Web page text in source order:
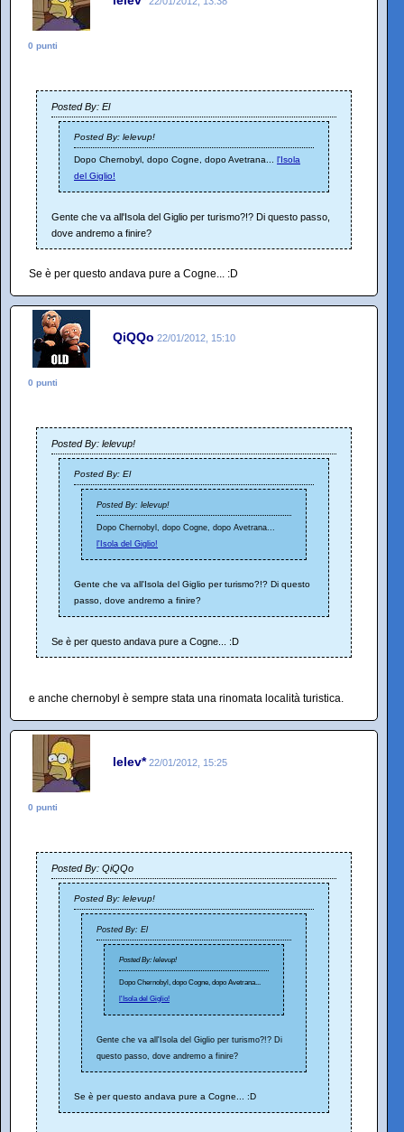
0 punti
Posted By: El
Posted By: lelevup!
Dopo Chernobyl, dopo Cogne, dopo Avetrana... l'Isola
del Giglio!
Gente che va all'Isola del Giglio per turismo?!? Di questo passo,
dove andremo a finire?
Se è per questo andava pure a Cogne... :D
QiQQo 22/01/2012, 15:10
0 punti
Posted By: lelevup!
Posted By: El
Posted By: lelevup!
Dopo Chernobyl, dopo Cogne, dopo Avetrana...
l'Isola del Giglio!
Gente che va all'Isola del Giglio per turismo?!? Di questo
passo, dove andremo a finire?
Se è per questo andava pure a Cogne... :D
e anche chernobyl è sempre stata una rinomata località turistica.
lelev* 22/01/2012, 15:25
0 punti
Posted By: QiQQo
Posted By: lelevup!
Posted By: El
Posted By: lelevup!
Dopo Chernobyl, dopo Cogne, dopo Avetrana...
l'Isola del Giglio!
Gente che va all'Isola del Giglio per turismo?!? Di
questo passo, dove andremo a finire?
Se è per questo andava pure a Cogne... :D